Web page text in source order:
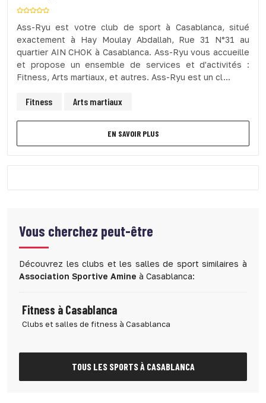
Ass-Ryu est votre club de sport à Casablanca, situé
exactement à Hay Moulay Abdallah, Rue 31 N°31 au
quartier AIN CHOK à Casablanca. Ass-Ryu vous accueille
et propose un ensemble de services et d'activités :
Fitness, Arts martiaux, et autres. Ass-Ryu est un cl...
Fitness Arts martiaux
EN SAVOIR PLUS
Vous cherchez peut-être
Découvrez les clubs et les salles de sport similaires à
Association Sportive Amine à Casablanca:
Fitness à Casablanca
Clubs et salles de fitness à Casablanca
TOUS LES SPORTS À CASABLANCA